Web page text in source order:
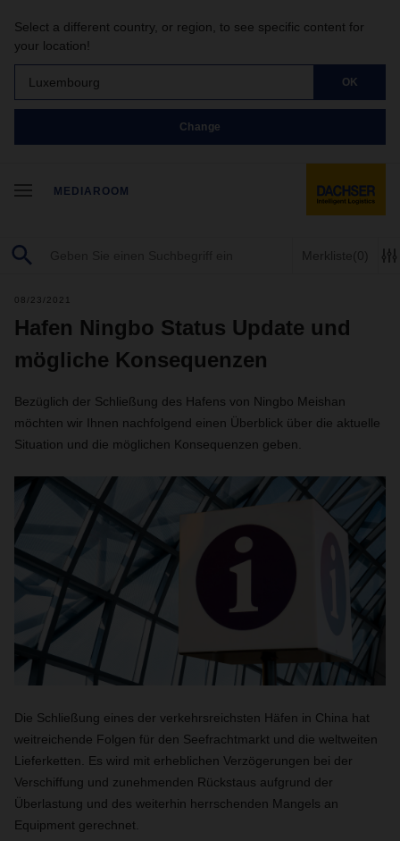
Select a different country, or region, to see specific content for
your location!
Luxembourg OK
Change
MEDIAROOM
Merkliste(0)
08/23/2021
Hafen Ningbo Status Update und
mögliche Konsequenzen
Bezüglich der Schließung des Hafens von Ningbo Meishan
möchten wir Ihnen nachfolgend einen Überblick über die aktuelle
Situation und die möglichen Konsequenzen geben.
Die Schließung eines der verkehrsreichsten Häfen in China hat
weitreichende Folgen für den Seefrachtmarkt und die weltweiten
Lieferketten. Es wird mit erheblichen Verzögerungen bei der
Verschiffung und zunehmenden Rückstaus aufgrund der
Überlastung und des weiterhin herrschenden Mangels an
Equipment gerechnet.